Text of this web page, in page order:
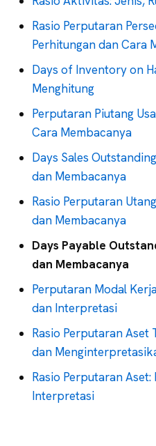
Rasio Perputaran
Perhitungan dan Cara
Days of Inventory on
Menghitung
Perputaran Piutang
Cara Membacanya
Days Sales
dan Membacanya
Rasio Perputaran
dan Membacanya
Days Payable
dan Membacanya
Perputaran Modal
dan Interpretasi
Rasio Perputaran Aset
dan
Rasio Perputaran
Interpretasi